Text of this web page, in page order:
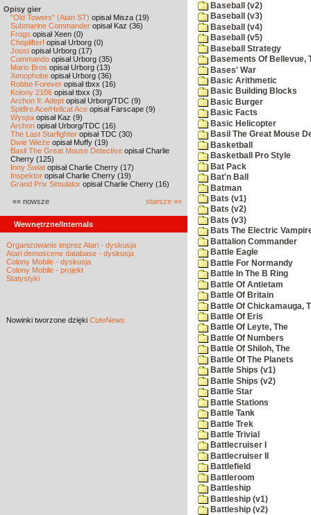
Opisy gier
"Old Towers" (Atari ST) opisał Misza (19)
Submarine Commander opisał Kaz (36)
Frogs opisał Xeen (0)
Choplifter! opisał Urborg (0)
Joust opisał Urborg (17)
Commando opisał Urborg (35)
Mario Bros opisał Urborg (13)
Xenophobe opisał Urborg (36)
Robbo Forever opisał tbxx (16)
Kolony 2106 opisał tbxx (3)
Archon II: Adept opisał Urborg/TDC (9)
Spitfire Ace/Hellcat Ace opisał Farscape (9)
Wyspa opisał Kaz (9)
Archon opisał Urborg/TDC (16)
The Last Starfighter opisał TDC (30)
Dwie Wieże opisał Muffy (19)
Basil The Great Mouse Detective opisał Charlie
Cherry (125)
Inny Świat opisał Charlie Cherry (17)
Inspektor opisał Charlie Cherry (19)
Grand Prix Simulator opisał Charlie Cherry (16)
«« nowsze starsze »»
Wewnętrzne/Internals
Organizowanie imprez Atari - dyskusja
Atari demoscene database - dyskusja
Colony Mobile - dyskusja
Colony Mobile - projekt
Statystyki
Nowinki tworzone dzięki CuteNews
Baseball (v2)
Baseball (v3)
Baseball (v4)
Baseball (v5)
Baseball Strategy
Basements Of Bellevue,
Bases' War
Basic Arithmetic
Basic Building Blocks
Basic Burger
Basic Facts
Basic Helicopter
Basil The Great Mouse
Basketball
Basketball Pro Style
Bat Pack
Bat'n Ball
Batman
Bats (v1)
Bats (v2)
Bats (v3)
Bats The Electric
Battalion Commander
Battle Eagle
Battle For Normandy
Battle In The B Ring
Battle Of Antietam
Battle Of Britain
Battle Of Chickamauga,
Battle Of Eris
Battle Of Leyte, The
Battle Of Numbers
Battle Of Shiloh, The
Battle Of The Planets
Battle Ships (v1)
Battle Ships (v2)
Battle Star
Battle Stations
Battle Tank
Battle Trek
Battle Trivial
Battlecruiser I
Battlecruiser II
Battlefield
Battleroom
Battleship
Battleship (v1)
Battleship (v2)